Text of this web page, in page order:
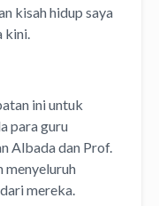
kisah hidup saya
kini.
ini untuk
para guru
Albada dan Prof.
menyeluruh
mereka.